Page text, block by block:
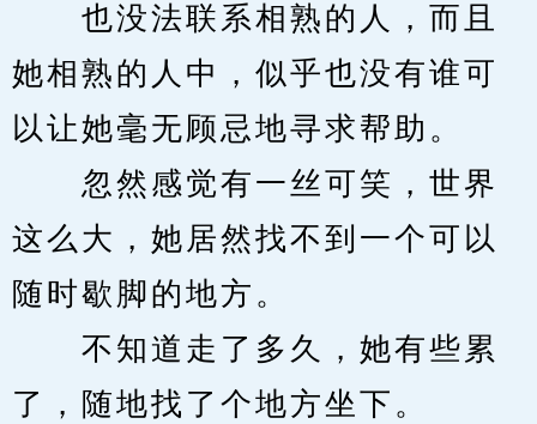
也没法联系相熟的人，而且
她相熟的人中，似乎也没有谁可
以让她毫无顾忌地寻求帮助。
忽然感觉有一丝可笑，世界
这么大，她居然找不到一个可以
随时歇脚的地方。
不知道走了多久，她有些累
了，随地找了个地方坐下。